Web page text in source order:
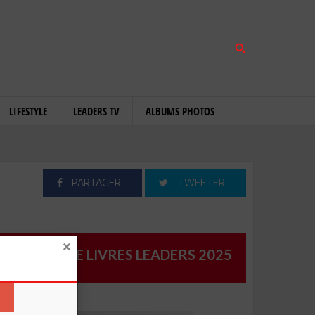
LIFESTYLE LEADERS TV ALBUMS PHOTOS
PARTAGER TWEETER
CATALOGUE LIVRES LEADERS 2025